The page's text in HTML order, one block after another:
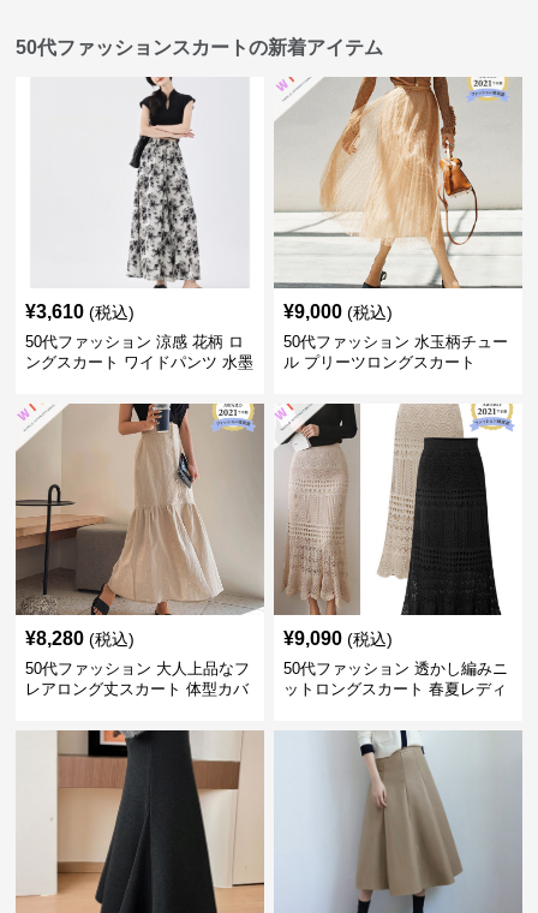
50代ファッションスカートの新着アイテム
¥3,610 (税込)
50代ファッション 涼感 花柄 ロ
ングスカート ワイドパンツ 水墨
¥9,000 (税込)
50代ファッション 水玉柄チュー
ル プリーツロングスカート
¥8,280 (税込)
50代ファッション 大人上品なフ
レアロング丈スカート 体型カバ
¥9,090 (税込)
50代ファッション 透かし編みニ
ットロングスカート 春夏レディ